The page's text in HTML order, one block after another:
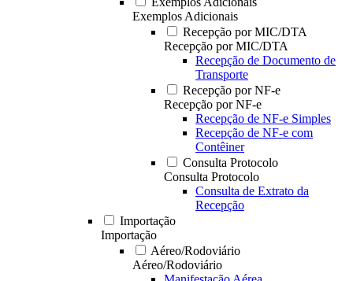
Exemplos Adicionais
Recepção por MIC/DTA
Recepção por MIC/DTA
Recepção de Documento de
Transporte
Recepção por NF-e
Recepção por NF-e
Recepção de NF-e Simples
Recepção de NF-e com
Contêiner
Consulta Protocolo
Consulta Protocolo
Consulta de Extrato da
Recepção
Importação
Importação
Aéreo/Rodoviário
Aéreo/Rodoviário